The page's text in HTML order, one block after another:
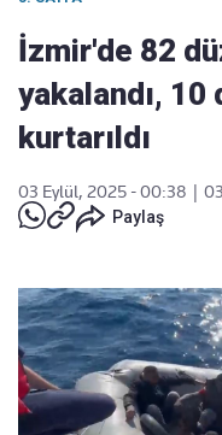
İzmir'de 82
yakalandı,
kurtarıldı
03 Eylül, 2025 - 00:38
Paylaş